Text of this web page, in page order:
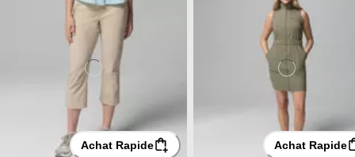
Achat Rapide Achat Rapide